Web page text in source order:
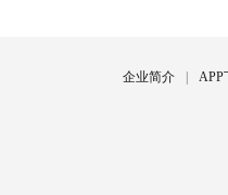
企业简介 APP